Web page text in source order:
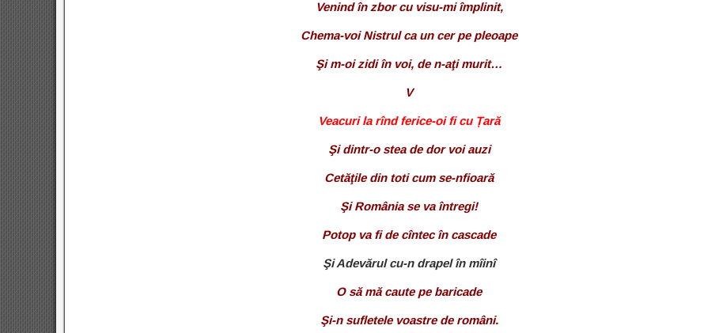
Venind în zbor cu visu-mi împlinit,
Chema-voi Nistrul ca un cer pe pleoape
Şi m-oi zidi în voi, de n-aţi murit…
V
Veacuri la rînd ferice-oi fi cu Țară
Şi dintr-o stea de dor voi auzi
Cetăţile din toti cum se-nfioară
Şi România se va întregi!
Potop va fi de cîntec în cascade
Şi Adevărul cu-n drapel în mîinî
O să mă caute pe baricade
Şi-n sufletele voastre de români.